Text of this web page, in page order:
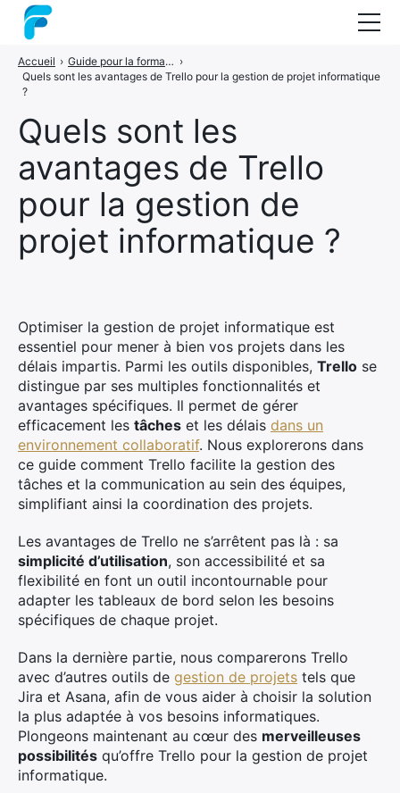
Quels sont les
avantages de Trello
pour la gestion de
projet informatique ?
Accueil › Guide pour la formation en gestion de projets ›
Quels sont les avantages de Trello pour la gestion de projet informatique
?
Optimiser la gestion de projet informatique est
essentiel pour mener à bien vos projets dans les
délais impartis. Parmi les outils disponibles, Trello se
distingue par ses multiples fonctionnalités et
avantages spécifiques. Il permet de gérer
efficacement les tâches et les délais dans un
environnement collaboratif. Nous explorerons dans
ce guide comment Trello facilite la gestion des
tâches et la communication au sein des équipes,
simplifiant ainsi la coordination des projets.
Les avantages de Trello ne s’arrêtent pas là : sa
simplicité d’utilisation, son accessibilité et sa
flexibilité en font un outil incontournable pour
adapter les tableaux de bord selon les besoins
spécifiques de chaque projet.
Dans la dernière partie, nous comparerons Trello
avec d’autres outils de gestion de projets tels que
Jira et Asana, afin de vous aider à choisir la solution
la plus adaptée à vos besoins informatiques.
Plongeons maintenant au cœur des merveilleuses
possibilités qu’offre Trello pour la gestion de projet
informatique.
Nos formations
Audit
Guide : les méthodes projets
A propos
Contact